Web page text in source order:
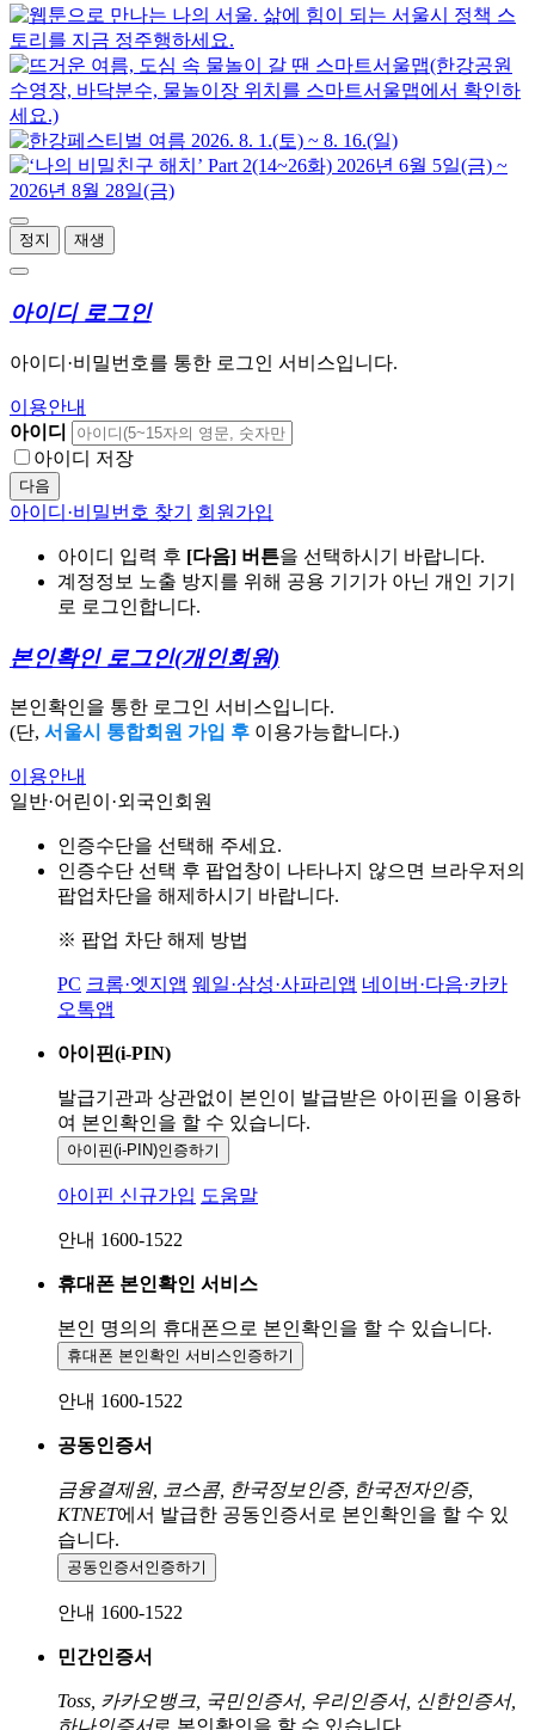
정지 재생
아이디 로그인
아이디·비밀번호를 통한 로그인 서비스입니다.
이용안내
아이디
아이디 저장
다음
아이디·비밀번호 찾기 회원가입
아이디 입력 후 [다음] 버튼을 선택하시기 바랍니다.
계정정보 노출 방지를 위해 공용 기기가 아닌 개인 기기
로 로그인합니다.
본인확인 로그인(개인회원)
본인확인을 통한 로그인 서비스입니다.
(단, 서울시 통합회원 가입 후 이용가능합니다.)
이용안내
일반·어린이·외국인회원
인증수단을 선택해 주세요.
인증수단 선택 후 팝업창이 나타나지 않으면 브라우저의
팝업차단을 해제하시기 바랍니다.
※ 팝업 차단 해제 방법
PC 크롬·엣지앱 웨일·삼성·사파리앱 네이버·다음·카카
오톡앱
아이핀(i-PIN)
발급기관과 상관없이 본인이 발급받은 아이핀을 이용하
여 본인확인을 할 수 있습니다.
아이핀(i-PIN)인증하기
아이핀 신규가입 도움말
안내 1600-1522
휴대폰 본인확인 서비스
본인 명의의 휴대폰으로 본인확인을 할 수 있습니다.
휴대폰 본인확인 서비스인증하기
안내 1600-1522
공동인증서
금융결제원, 코스콤, 한국정보인증, 한국전자인증,
KTNET에서 발급한 공동인증서로 본인확인을 할 수 있
습니다.
공동인증서 인증하기
안내 1600-1522
민간인증서
Toss, 카카오뱅크, 국민인증서, 우리인증서, 신한인증서,